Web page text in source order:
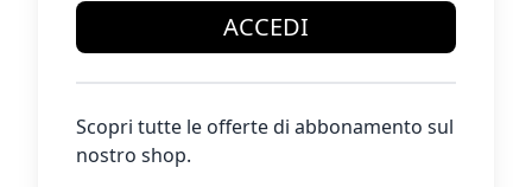
ACCEDI
Scopri tutte le offerte di abbonamento sul
nostro shop.